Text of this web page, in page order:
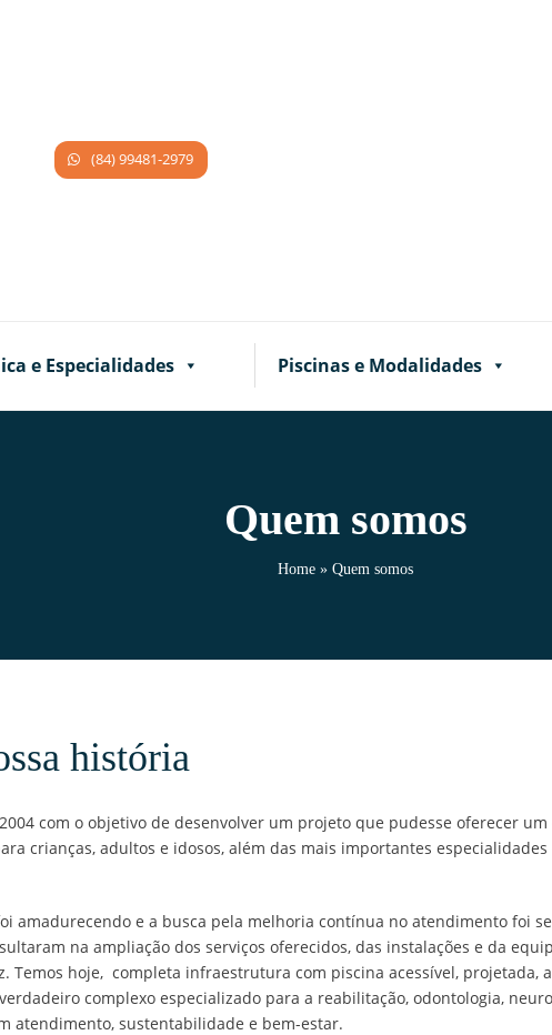
(84) 99481-2979
e Especialidades Piscinas e Modalidades
Quem somos
Home » Quem somos
história
com o objetivo de desenvolver um projeto que pudesse oferecer
crianças, adultos e idosos, além das mais importantes
amadurecendo e a busca pela melhoria contínua no atendimento foi
na ampliação dos serviços oferecidos, das instalações e da
Temos hoje, completa infraestrutura com piscina acessível, projetada,
complexo especializado para a reabilitação, odontologia,
atendimento, sustentabilidade e bem-estar.